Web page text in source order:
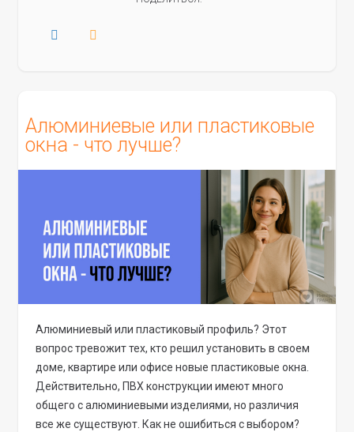
Алюминиевые или пластиковые
окна - что лучше?
Алюминиевый или пластиковый профиль? Этот
вопрос тревожит тех, кто решил установить в своем
доме, квартире или офисе новые пластиковые окна.
Действительно, ПВХ конструкции имеют много
общего с алюминиевыми изделиями, но различия
все же существуют. Как не ошибиться с выбором?